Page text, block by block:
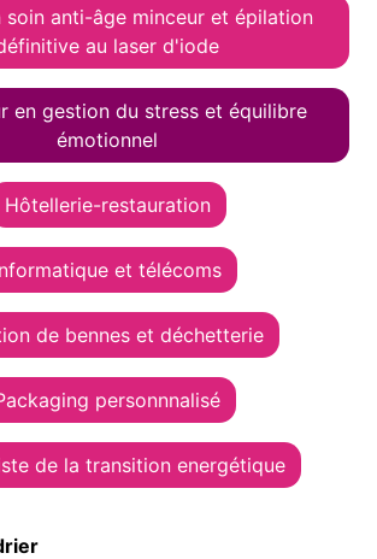
soin anti-âge minceur et épilation
au laser d'iode
en gestion du stress et équilibre
émotionnel
Hôtellerie-restauration
et télécoms
de bennes et déchetterie
personnnalisé
de la transition energétique